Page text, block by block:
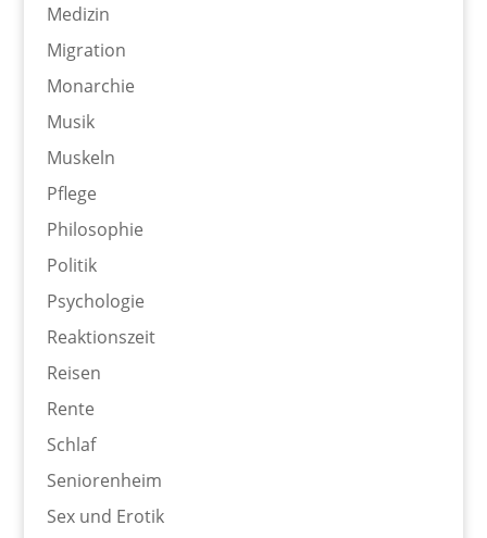
Medizin
Migration
Monarchie
Musik
Muskeln
Pflege
Philosophie
Politik
Psychologie
Reaktionszeit
Reisen
Rente
Schlaf
Seniorenheim
Sex und Erotik